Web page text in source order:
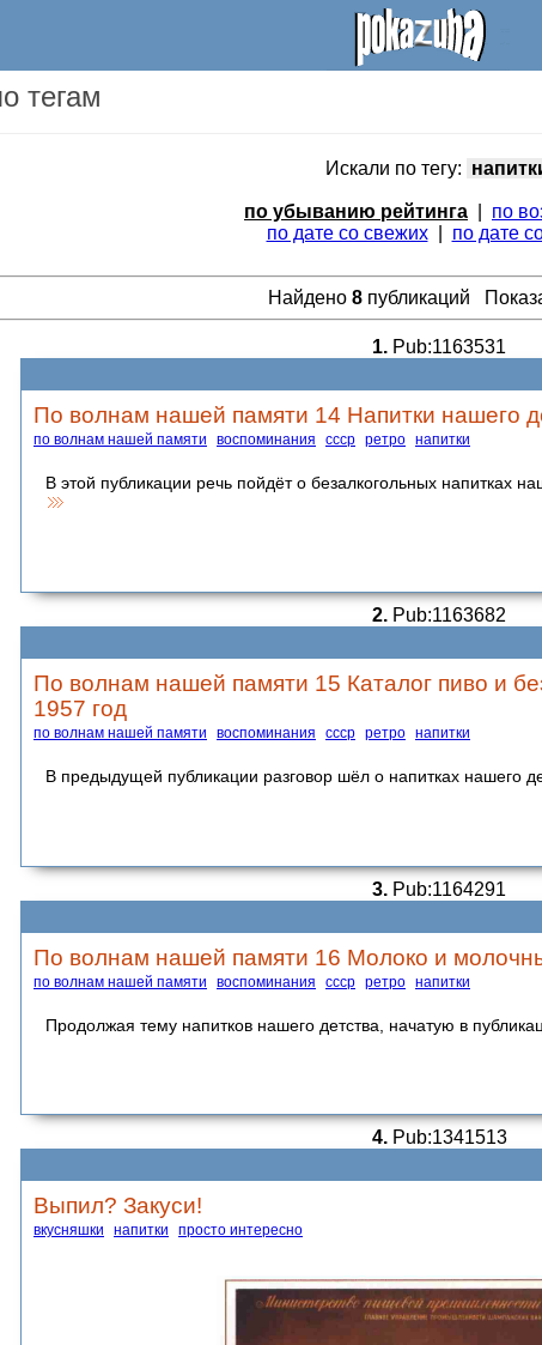
тегам
Искали по тегу:
по убыванию рейтинга
по
по дате со свежих| по дате
Найдено 8публикаций
1. Pub:1163531
По волнам нашей памяти 14 Напитки нашего
по волнам нашей памяти воспоминания ссср ретро напитки
В этой публикации речь пойдёт о безалкогольных напитках
2. Pub:1163682
По волнам нашей памяти 15 Каталог пиво и
1957 год
по волнам нашей памяти воспоминания ссср ретро напитки
В предыдущей публикации разговор шёл о напитках нашего
3. Pub:1164291
По волнам нашей памяти 16 Молоко и
по волнам нашей памяти воспоминания ссср ретро напитки
Продолжая тему напитков нашего детства, начатую в
4.Pub:1341513
Выпил? Закуси!
вкусняшки напитки просто интересно